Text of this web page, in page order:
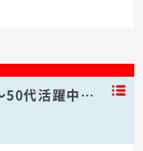
50代活躍中…